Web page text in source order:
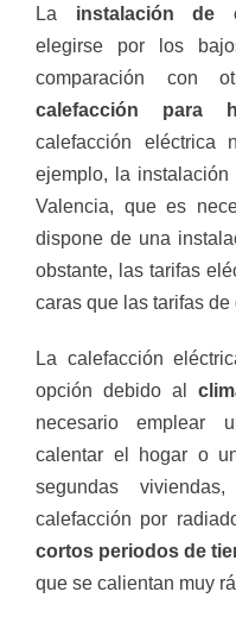
La instalación de
elegirse por los
comparación
calefacción para
calefacción eléctrica
ejemplo, la
Valencia, que es
dispone de una
obstante, las tarifas
caras que las tarifas de
La calefacción
opción debido al
necesario emplear
calentar el hogar o
segundas
calefacción por
cortos periodos de
que se calientan muy